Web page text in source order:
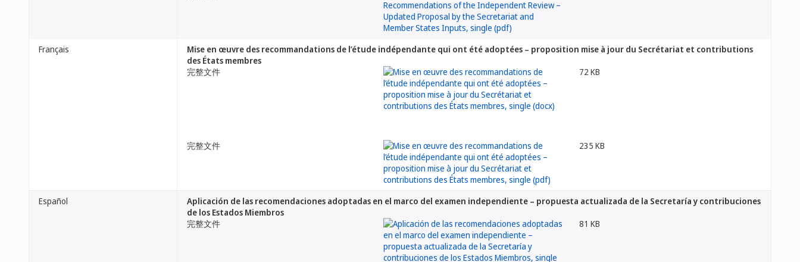
Français
Mise en œuvre des recommandations de l’étude indépendante qui ont été adoptées – proposition mise à jour du Secrétariat et contributions
des États membres
完整文件
72 KB
完整文件 235 KB
Español
Aplicación de las recomendaciones adoptadas en el marco del examen independiente – propuesta actualizada de la Secretaría y contribuciones
de los Estados Miembros
完整文件
81 KB